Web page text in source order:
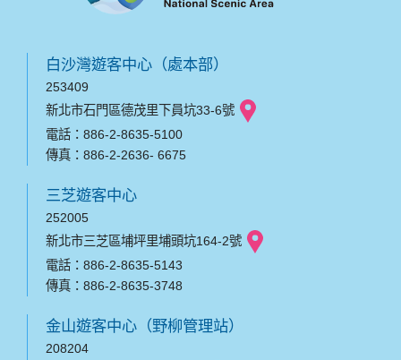
白沙灣遊客中心（處本部）
253409
新北市石門區德茂里下員坑33-6號
電話：886-2-8635-5100
傳真：886-2-2636- 6675
三芝遊客中心
252005
新北市三芝區埔坪里埔頭坑164-2號
電話：886-2-8635-5143
傳真：886-2-8635-3748
金山遊客中心（野柳管理站）
208204